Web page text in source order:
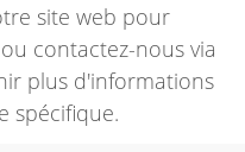
site web pour
contactez-nous via
plus d'informations
spécifique.